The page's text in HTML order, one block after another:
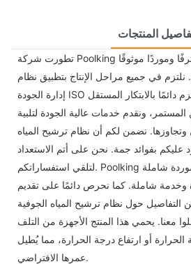
المنتجات
تطورت شركة Poolking لتصبح مُصنِّعًا محترفًا وموردًا موثوقًا
نلتزم في جميع مراحل الإنتاج بتطبيق نظام
إدارة الجودة ISO بدقة. منذ تأسيسنا، نلتزم دائمًا بالابتكار المستقل
المستمر، ونقدم خدمات عالية الجودة لتلبية
وتجاوزها. نضمن لكم أن نظام ترشيح المياه
عليكم بفوائد جمة. نحن على أتم الاستعداد
لتلقي استفساراتكم. Poolking هي شركة مُصنِّعة وموردة شاملة
وخدمة شاملة. كما نحرص دائمًا على تقديم
حول نظام ترشيح المياه الجوفية
معنا. يحمي هذا المنتج الأجهزة من التلف
الحرارة أو ارتفاع درجة الحرارة، مما يُطيل
عمرها الافتراضي.